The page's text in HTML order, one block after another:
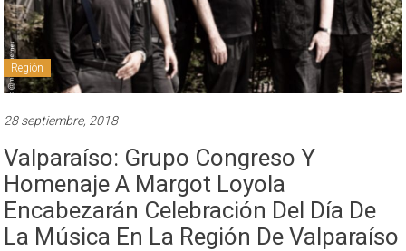
Región
28 septiembre, 2018
Valparaíso: Grupo Congreso Y
Homenaje A Margot Loyola
Encabezarán Celebración Del Día De
La Música En La Región De Valparaíso